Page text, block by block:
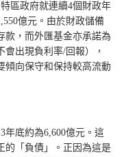
區政府就連續4個財政年
億元。由於財政儲備
款，而外匯基金亦承諾為
出現負利率/回報），
傾向保守和保持較高流動
年底約為6,600億元。這
的「負債」。正因為這是